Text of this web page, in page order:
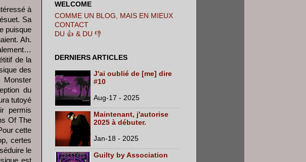
à
Sa
puisque
Ah.
de la
des
Monster
du
tutoyé
permis
Of The
cette
certes
le
est
WELCOME
COMME UN BLOG, MAIS EN MIEUX
CONTACT
DU 👍 & DU 👎
DERNIERS ARTICLES
J'ai oublié de [me] dire
#10
Aug-17 - 2025
Maintenant, j'autorise
2025 à débuter.
Jan-18 - 2025
Guilty by Association